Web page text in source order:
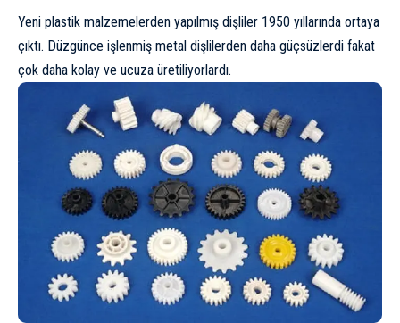
Yeni plastik malzemelerden yapılmış dişliler 1950 yıllarında ortaya
çıktı. Düzgünce işlenmiş metal dişlilerden daha güçsüzlerdi fakat
çok daha kolay ve ucuza üretiliyorlardı.